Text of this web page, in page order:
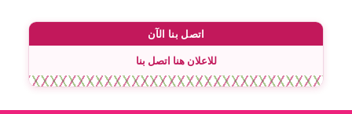
اتصل بنا الآن
للاعلان هنا اتصل بنا